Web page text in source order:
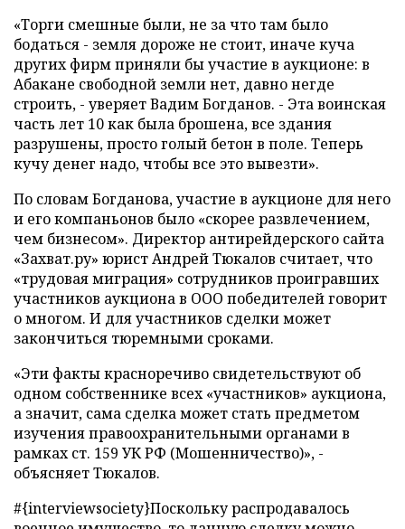
«Торги смешные были, не за что там было
бодаться - земля дороже не стоит, иначе куча
других фирм приняли бы участие в аукционе: в
Абакане свободной земли нет, давно негде
строить, - уверяет Вадим Богданов. - Эта воинская
часть лет 10 как была брошена, все здания
разрушены, просто голый бетон в поле. Теперь
кучу денег надо, чтобы все это вывезти».
По словам Богданова, участие в аукционе для него
и его компаньонов было «скорее развлечением,
чем бизнесом». Директор антирейдерского сайта
«Захват.ру» юрист Андрей Тюкалов считает, что
«трудовая миграция» сотрудников проигравших
участников аукциона в ООО победителей говорит
о многом. И для участников сделки может
закончиться тюремными сроками.
«Эти факты красноречиво свидетельствуют об
одном собственнике всех «участников» аукциона,
а значит, сама сделка может стать предметом
изучения правоохранительными органами в
рамках ст. 159 УК РФ (Мошенничество)», -
объясняет Тюкалов.
#{interviewsociety}Поскольку распродавалось